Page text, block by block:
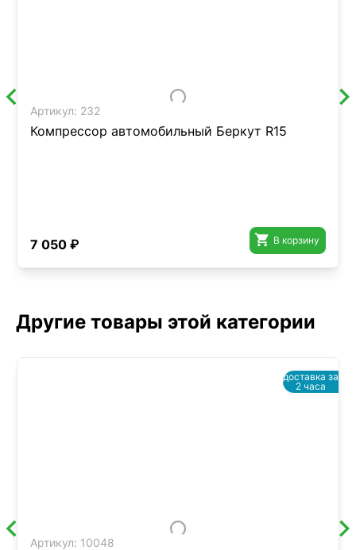
Артикул: 232
Компрессор автомобильный Беркут R15
7 050 ₽  В корзину
Другие товары этой категории
Артикул: 10048
доставка за
2 часа